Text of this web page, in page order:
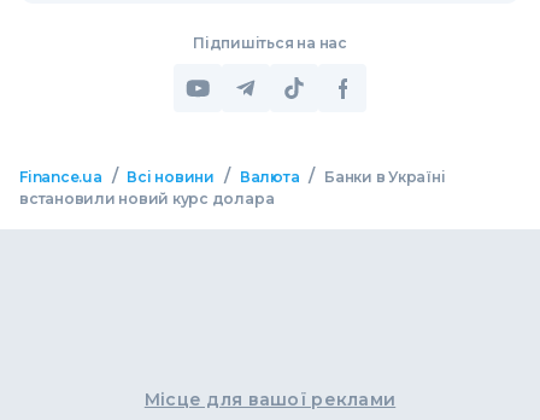
Підпишіться на нас
Finance.ua / Всі новини / Валюта / Банки в Україні
встановили новий курс долара
Місце для вашої реклами